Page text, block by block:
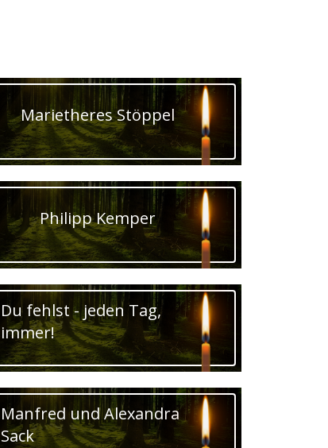
Marietheres Stöppel
Philipp Kemper
Du fehlst - jeden Tag,
immer!
Manfred und Alexandra
Sack